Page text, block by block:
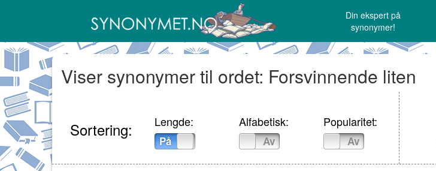
Din ekspert på
synonymer!
Viser synonymer til ordet: Forsvinnende liten
Sortering: Lengde:
På
Alfabetisk:
Av
Popularitet:
Av